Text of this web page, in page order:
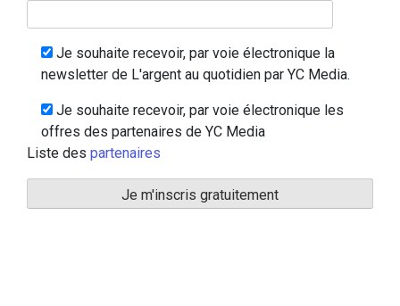
Je souhaite recevoir, par voie électronique la
newsletter de L'argent au quotidien par YC Media.
Je souhaite recevoir, par voie électronique les
offres des partenaires de YC Media
Liste des partenaires